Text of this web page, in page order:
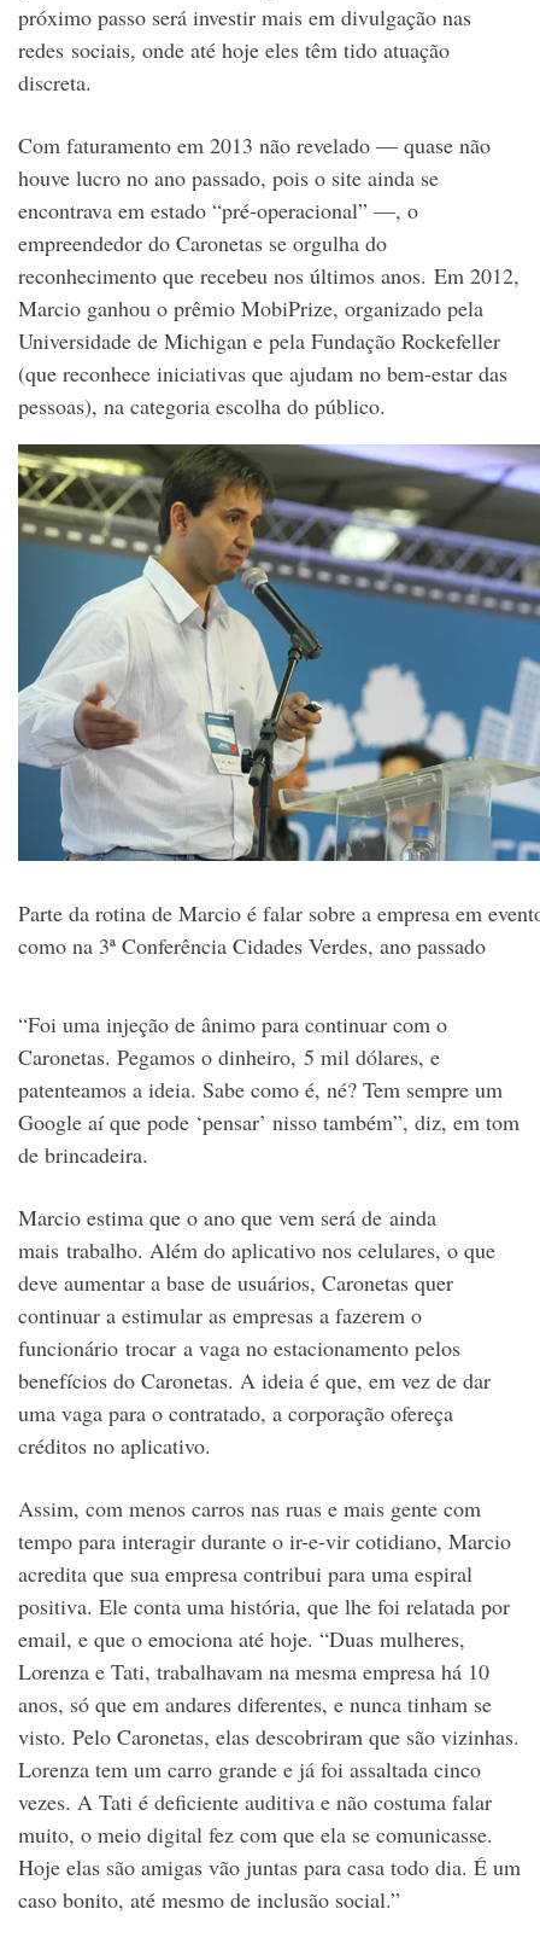
próximo passo será investir mais em divulgação nas
redes sociais, onde até hoje eles têm tido atuação
discreta.
Com faturamento em 2013 não revelado — quase não
houve lucro no ano passado, pois o site ainda se
encontrava em estado “pré-operacional” —, o
empreendedor do Caronetas se orgulha do
reconhecimento que recebeu nos últimos anos. Em 2012,
Marcio ganhou o prêmio MobiPrize, organizado pela
Universidade de Michigan e pela Fundação Rockefeller
(que reconhece iniciativas que ajudam no bem-estar das
pessoas), na categoria escolha do público.
Parte da rotina de Marcio é falar sobre a empresa em
como na 3ª Conferência Cidades Verdes, ano passado
“Foi uma injeção de ânimo para continuar com o
Caronetas. Pegamos o dinheiro, 5 mil dólares, e
patenteamos a ideia. Sabe como é, né? Tem sempre um
Google aí que pode ‘pensar’ nisso também”, diz, em tom
de brincadeira.
Marcio estima que o ano que vem será de ainda
mais trabalho. Além do aplicativo nos celulares, o que
deve aumentar a base de usuários, Caronetas quer
continuar a estimular as empresas a fazerem o
funcionário trocar a vaga no estacionamento pelos
benefícios do Caronetas. A ideia é que, em vez de dar
uma vaga para o contratado, a corporação ofereça
créditos no aplicativo.
Assim, com menos carros nas ruas e mais gente com
tempo para interagir durante o ir-e-vir cotidiano, Marcio
acredita que sua empresa contribui para uma espiral
positiva. Ele conta uma história, que lhe foi relatada por
email, e que o emociona até hoje. “Duas mulheres,
Lorenza e Tati, trabalhavam na mesma empresa há 10
anos, só que em andares diferentes, e nunca tinham se
visto. Pelo Caronetas, elas descobriram que são vizinhas.
Lorenza tem um carro grande e já foi assaltada cinco
vezes. A Tati é deficiente auditiva e não costuma falar
muito, o meio digital fez com que ela se comunicasse.
Hoje elas são amigas vão juntas para casa todo dia. É um
caso bonito, até mesmo de inclusão social.”